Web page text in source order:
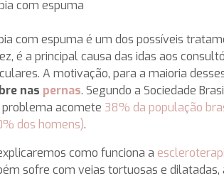
com espuma é um dos possíveis
é a principal causa das idas aos
A motivação, para a maioria
nas pernas. Segundo a Sociedade
problema acomete 38% da população
dos homens).
como funciona a
sofre com veias tortuosas e dilatadas,